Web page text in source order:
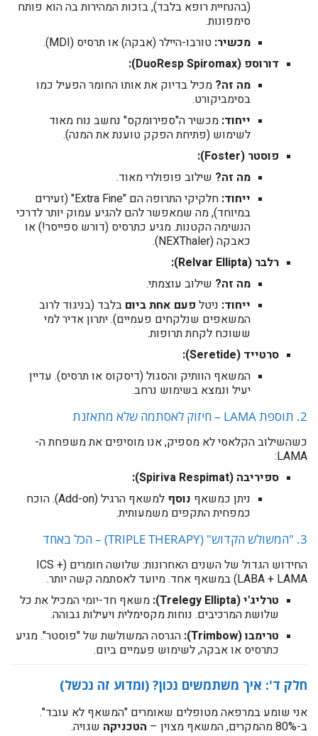
(בהנחיית רופא בלבד), בזכות המהירות בה הוא פותח
סימפונות.
מכשיר: טורבו-היילר (אבקה) או תרסיס (MDI).
דורוספ (DuoResp Spiromax):
מה זה? מכיל בדיוק את אותו החומר הפעיל כמו
בסימביקורט.
ייחוד: מכשיר ה"ספירומקס" נחשב נוח מאוד
לשימוש (פתיחת הפקק טוענת את המנה).
פוסטר (Foster):
מה זה? שילוב פופולרי מאוד.
ייחוד:
חלקיקי התרופה הם "Extra Fine" (זעירים
במיוחד), מה שמאפשר להם להגיע עמוק יותר לדרכי
הנשימה הקטנות. מגיע כתרסיס (דורש ספייסר!) או
כאבקה (NEXThaler).
רלבר (Relvar Ellipta):
מה זה? שילוב עוצמתי.
ייחוד: ניטל פעם אחת ביום בלבד (בניגוד לרוב
המשאפים שנלקחים פעמיים). יתרון אדיר למי
ששוכח לקחת תרופות.
סרטייד (Seretide):
המשאף הוותיק והסגול (דיסקוס או תרסיס). עדיין
יעיל ונמצא בשימוש נרחב.
2. תוספת LAMA – חיזוק לאסתמה שלא מתאזנת
כשהשילוב הקלאסי לא מספיק, אנו מוסיפים את משפחת ה-
LAMA:
ספיריבה (Spiriva Respimat):
ניתן כמשאף נוסף
למשאף הרגיל (Add-on). הוכח
כמפחית התקפים משמעותית.
3. "המשולש הקדוש" (TRIPLE THERAPY) – הכל באחד
החידוש הגדול של השנים האחרונות: שלושה חומרים (ICS +
LABA + LAMA) במשאף אחד. מיועד לאסתמה קשה יותר.
טרליג'י (Trelegy Ellipta):
משאף חד-יומי המכיל את כל
שלושת המרכיבים. נוחות מקסימלית ויעילות גבוהה.
טרימבו (Trimbow):
הגרסה המשולשת של "פוסטר". מגיע
כתרסיס או אבקה, לשימוש פעמיים ביום.
חלק ד': איך משתמשים נכון? (ומדוע זה נכשל)
אני שומע במרפאה מטופלים שאומרים "המשאף לא עובד".
ב-80% מהמקרים, המשאף מצוין –
הטכניקה שגויה.